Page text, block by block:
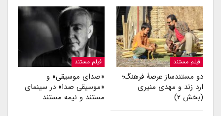
فیلم مستند
دو مستندساز عرصۀ فرهنگ؛
ارد زند و مهدی منیری
(بخش ۲)
فیلم مستند
«صدای موسیقی» و
«موسیقی صدا» در سینمای
مستند و نیمه مستند